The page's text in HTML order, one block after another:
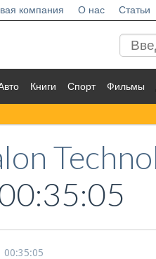
компания О нас Статьи
Книги Спорт Фильмы
00:35:05